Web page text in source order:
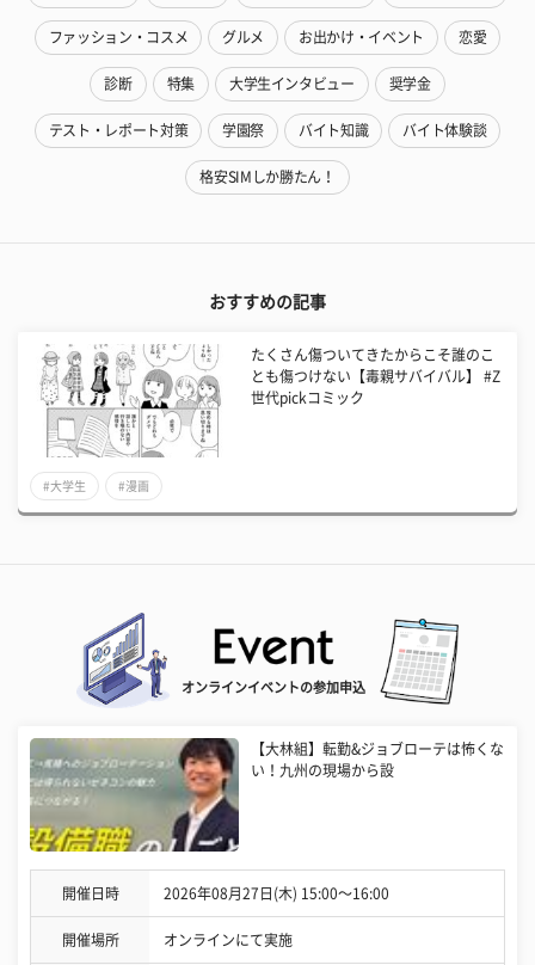
ファッション・コスメ グルメ お出かけ・イベント 恋愛
診断 特集 大学生インタビュー 奨学金
テスト・レポート対策 学園祭 バイト知識 バイト体験談
格安SIMしか勝たん！
おすすめの記事
たくさん傷ついてきたからこそ誰のこ
とも傷つけない【毒親サバイバル】 #Z
世代pickコミック
#大学生 #漫画
オンラインイベントの参加申込
【大林組】転勤&ジョブローテは怖くな
い！九州の現場から設
開催日時 2026年08月27日(木) 15:00〜16:00
開催場所 オンラインにて実施